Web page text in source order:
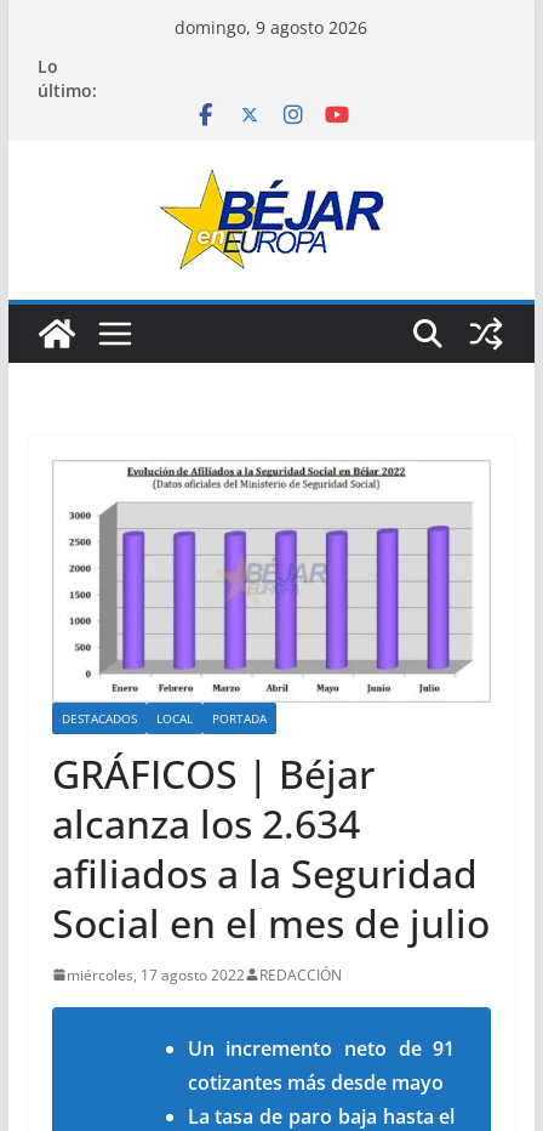
contenido
domingo, 9 agosto 2026
Lo
último:
DESTACADOS LOCAL PORTADA
GRÁFICOS | Béjar
alcanza los 2.634
afiliados a la Seguridad
Social en el mes de julio
miércoles, 17 agosto 2022 REDACCIÓN
Un incremento neto de 91
cotizantes más desde mayo
La tasa de paro baja hasta el